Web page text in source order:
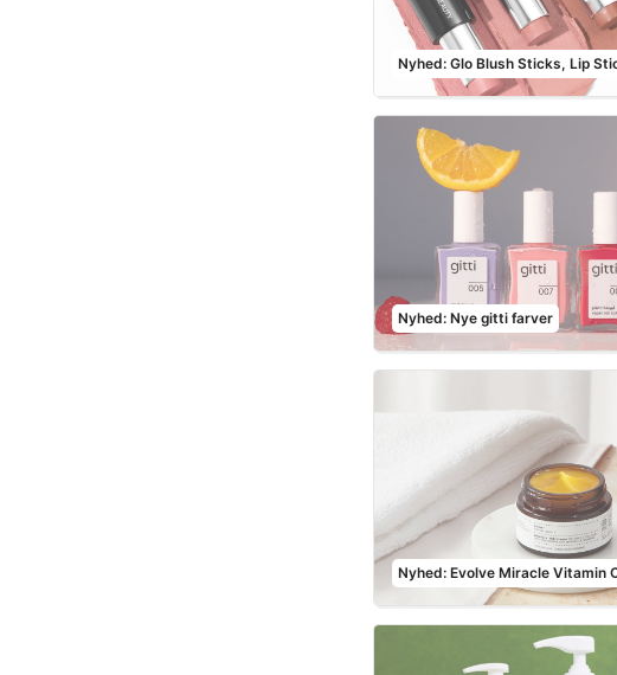
Nyhed: Glo Blush Sticks, Lip
Nyhed: Nye gitti farver
Nyhed: Evolve Miracle Vitamin